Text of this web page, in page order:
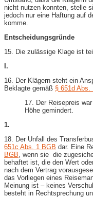
nicht nutzen konnten, stelle
jedoch nur eine Haftung auf
komme.
Entscheidungsgründe
15. Die zulässige Klage ist
I.
16. Der Klägern steht ein
Beklagte gemäß § 651d Abs.
17. Der Reisepreis
Höhe gemindert.
1.
18. Der Unfall des
651c Abs. 1 BGB dar. Eine
BGB , wenn sie die
behaftet ist, die den Wert
nach dem Vertrag
das Vorliegen eines
Meinung ist – keines
besteht in Rechtsprechung